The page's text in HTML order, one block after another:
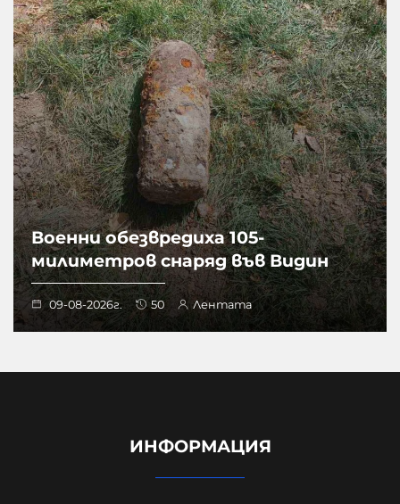
Военни обезвредиха 105-
милиметров снаряд във Видин
09-08-2026г. 50 Лентата
ИНФОРМАЦИЯ